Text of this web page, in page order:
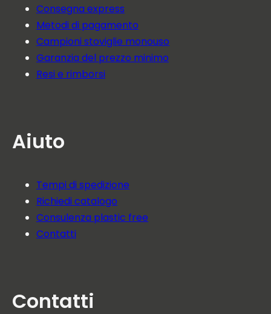
Consegna express
Metodi di pagamento
Campioni stoviglie monouso
Garanzia del prezzo minimo
Resi e rimborsi
Aiuto
Tempi di spedizione
Richiedi catalogo
Consulenza plastic free
Contatti
Contatti